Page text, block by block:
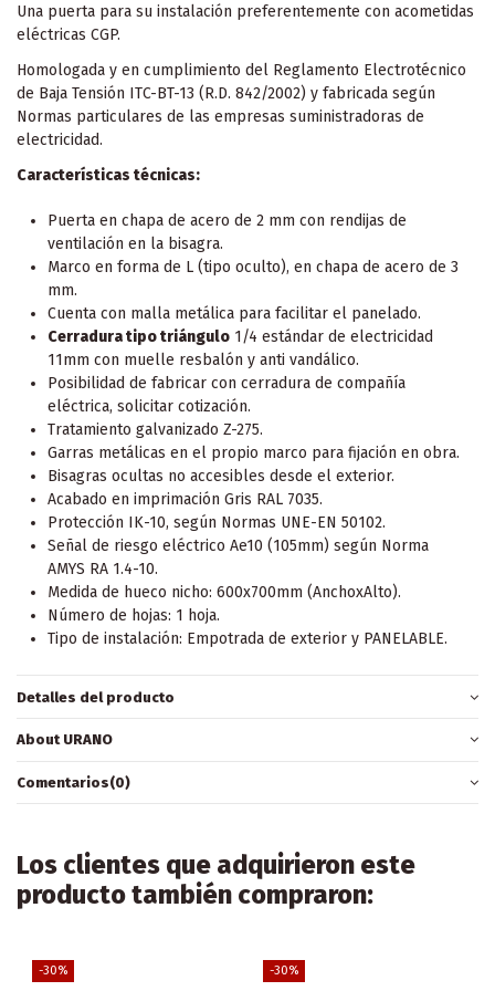
Una puerta para su instalación preferentemente con acometidas
eléctricas CGP.
Homologada y en cumplimiento del Reglamento Electrotécnico
de Baja Tensión ITC-BT-13 (R.D. 842/2002) y fabricada según
Normas particulares de las empresas suministradoras de
electricidad.
Características técnicas:
Puerta en chapa de acero de 2 mm con rendijas de
ventilación en la bisagra.
Marco en forma de L (tipo oculto), en chapa de acero de 3
mm.
Cuenta con malla metálica para facilitar el panelado.
Cerradura tipo triángulo 1/4 estándar de electricidad
11mm con muelle resbalón y anti vandálico.
Posibilidad de fabricar con cerradura de compañía
eléctrica, solicitar cotización.
Tratamiento galvanizado Z-275.
Garras metálicas en el propio marco para fijación en obra.
Bisagras ocultas no accesibles desde el exterior.
Acabado en imprimación Gris RAL 7035.
Protección IK-10, según Normas UNE-EN 50102.
Señal de riesgo eléctrico Ae10 (105mm) según Norma
AMYS RA 1.4-10.
Medida de hueco nicho: 600x700mm (AnchoxAlto).
Número de hojas: 1 hoja.
Tipo de instalación: Empotrada de exterior y PANELABLE.
Detalles del producto
About URANO
Comentarios(0)
Los clientes que adquirieron este
producto también compraron:
-30% -30%